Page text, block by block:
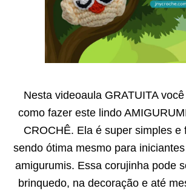
Nesta videoaula GRATUITA
como fazer este lindo
CROCHÊ. Ela é super simples e
sendo ótima mesmo para
amigurumis. Essa corujinha pode
brinquedo, na decoração e até